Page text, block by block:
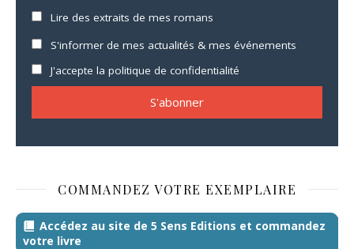
Lire des extraits de mes romans
S'informer de mes actualités & mes événements
J'accepte la politique de confidentialité
COMMANDEZ VOTRE EXEMPLAIRE
Accédez au site de 5 Sens Editions et commandez
votre livre